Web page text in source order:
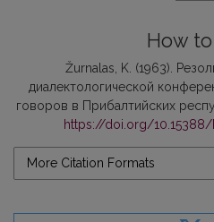
How
Žurnalas, K. (1963).
диалектологической
говоров в Прибалтийских
https://doi.org/10.15388/
More Citation Formats